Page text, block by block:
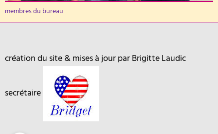
membres du bureau
création du site & mises à jour par Brigitte Laudic
secrétaire